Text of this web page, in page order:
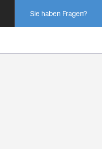
Sie haben Fragen?